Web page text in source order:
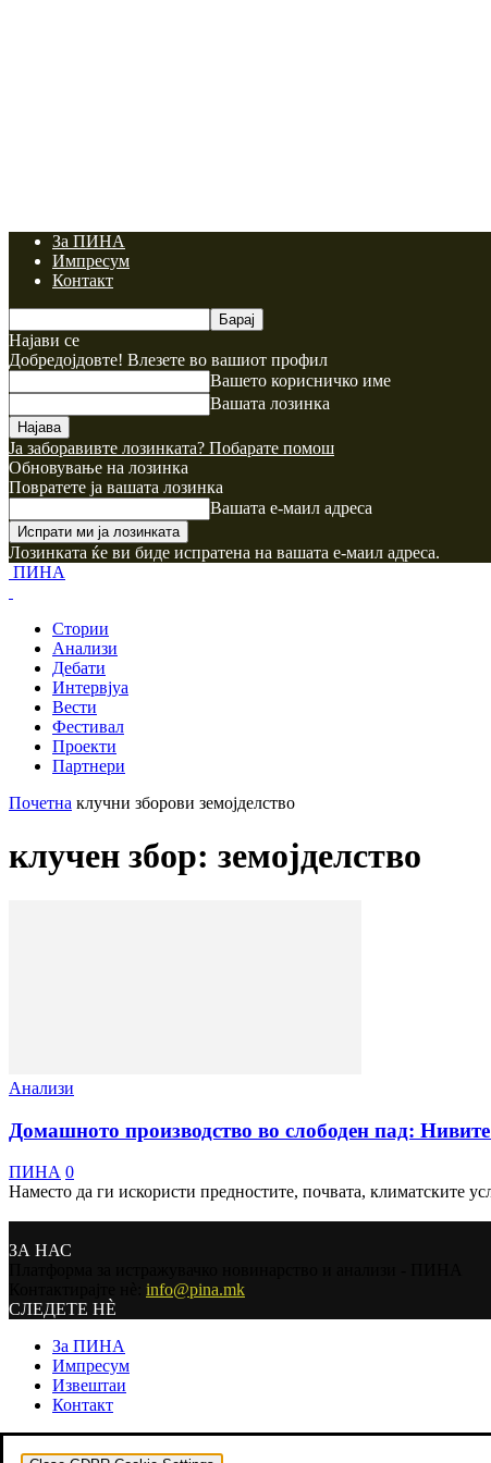
За ПИНА
Импресум
Контакт
Најави се
Добредојдовте! Влезете во вашиот профил
Вашето корисничко име
Вашата лозинка
Ја заборавивте лозинката? Побарате помош
Обновување на лозинка
Повратете ја вашата лозинка
Вашата е-маил адреса
Лозинката ќе ви биде испратена на вашата е-маил адреса.
ПИНА
Стории
Анализи
Дебати
Интервјуа
Вести
Фестивал
Проекти
Партнери
Почетна клучни зборови земојделство
клучен збор: земојделство
Анализи
Домашното производство во слободен пад: Нивите
ПИНА 0
Наместо да ги искористи предностите, почвата, климатските
ЗА НАС
info@pina.mk
СЛЕДЕТЕ НЀ
За ПИНА
Импресум
Извештаи
Контакт